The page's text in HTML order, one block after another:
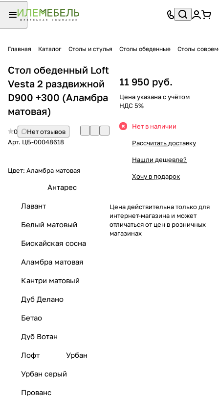
Главная Каталог Столы и стулья Столы обеденные Столы
Стол обеденный Loft
Vesta 2 раздвижной
D900 +300 (Аламбра
матовая)
0
Нет отзывов
Арт. ЦБ-00048618
Цвет: Аламбра матовая
Антарес
Лавант
Белый матовый
Бискайская сосна
Аламбра матовая
Кантри матовый
Дуб Делано
Бетао
Дуб Вотан
Лофт Урбан
Урбан серый
Прованс
11 950 руб.
Цена указана с учётом
НДС 5%
Нет в наличии
Рассчитать доставку
Нашли дешевле?
Хочу в подарок
Цена действительна только для
интернет-магазина и может
отличаться от цен в розничных
магазинах